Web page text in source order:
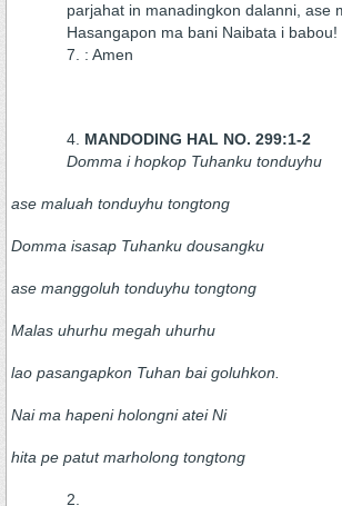
parjahat in manadingkon dalanni, ase
Hasangapon ma bani Naibata i babou!
: Amen
MANDODING HAL NO. 299:1-2
Domma i hopkop Tuhanku tonduyhu
ase maluah tonduyhu tongtong
Domma isasap Tuhanku dousangku
ase manggoluh tonduyhu tongtong
Malas uhurhu megah uhurhu
lao pasangapkon Tuhan bai goluhkon.
Nai ma hapeni holongni atei Ni
hita pe patut marholong tongtong